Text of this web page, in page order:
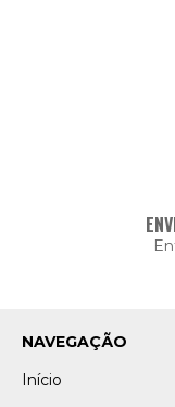
NAVEGAÇÃO
Início